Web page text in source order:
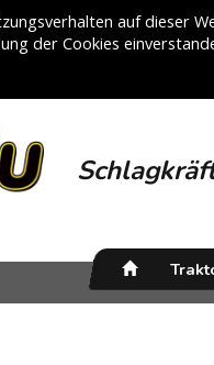
auf dieser
der Cookies